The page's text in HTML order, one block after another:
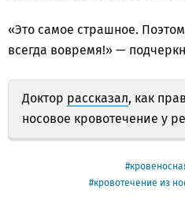
«Это самое страшное.
всегда вовремя!» —
Доктор рассказал, как
носовое кровотечение у
кровотечение из